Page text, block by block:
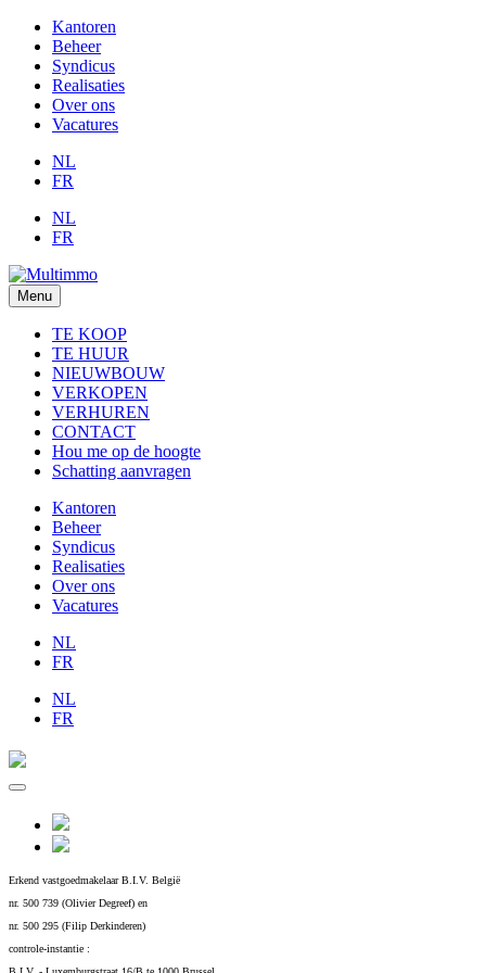
Kantoren
Beheer
Syndicus
Realisaties
Over ons
Vacatures
NL
FR
NL
FR
Menu
TE KOOP
TE HUUR
NIEUWBOUW
VERKOPEN
VERHUREN
CONTACT
Hou me op de hoogte
Schatting aanvragen
Kantoren
Beheer
Syndicus
Realisaties
Over ons
Vacatures
NL
FR
NL
FR
Erkend vastgoedmakelaar B.I.V. België
nr. 500 739 (Olivier Degreef) en
nr. 500 295 (Filip Derkinderen)
controle-instantie :